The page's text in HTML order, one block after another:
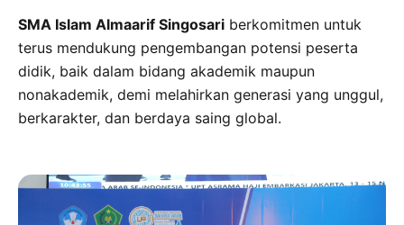
SMA Islam Almaarif Singosari berkomitmen untuk
terus mendukung pengembangan potensi peserta
didik, baik dalam bidang akademik maupun
nonakademik, demi melahirkan generasi yang unggul,
berkarakter, dan berdaya saing global.